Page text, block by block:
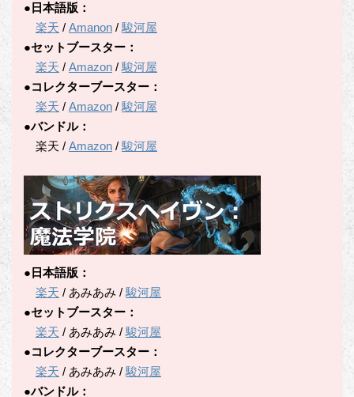
●日本語版：
楽天 / Amanon /駿河屋
●セットブースター：
楽天 / Amazon /駿河屋
●コレクターブースター：
楽天 / Amazon /駿河屋
●バンドル：
楽天 / Amazon /駿河屋
●日本語版：
楽天 / あみあみ /駿河屋
●セットブースター：
楽天 / あみあみ /駿河屋
●コレクターブースター：
楽天 / あみあみ /駿河屋
●バンドル：